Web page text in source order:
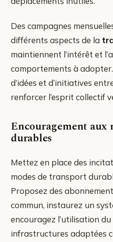
Des campagnes
différents aspects de la
maintiennent l’intérêt et
comportements à
d’idées et d’initiatives
renforcer l’esprit collectif
Encouragement aux
durables
Mettez en place des
modes de transport
Proposez des
commun, instaurez un
encouragez l’utilisation du
infrastructures adaptées